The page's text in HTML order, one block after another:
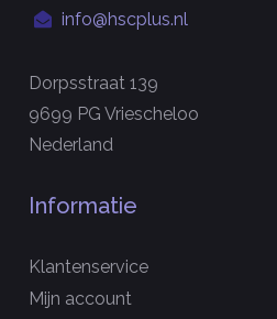
info@hscplus.nl
Dorpsstraat 139
9699 PG Vriescheloo
Nederland
Informatie
Klantenservice
Mijn account